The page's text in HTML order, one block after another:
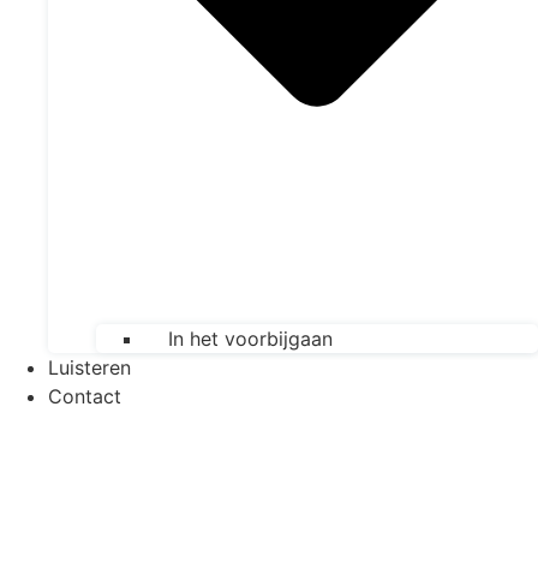
In het voorbijgaan
Luisteren
Contact